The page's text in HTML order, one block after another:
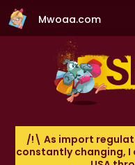
Mwoaa.com
/!\ As import
constantly changing, I